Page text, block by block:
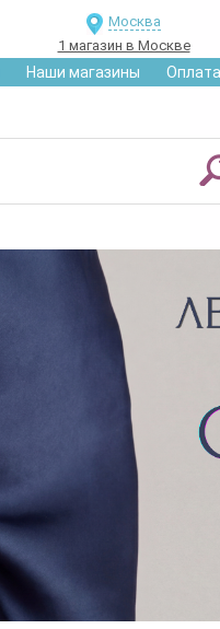
Москва
1 магазин в Москве
Наши магазины